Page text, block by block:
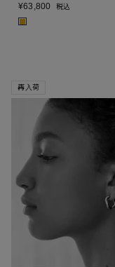
¥63,800 税込
再入荷